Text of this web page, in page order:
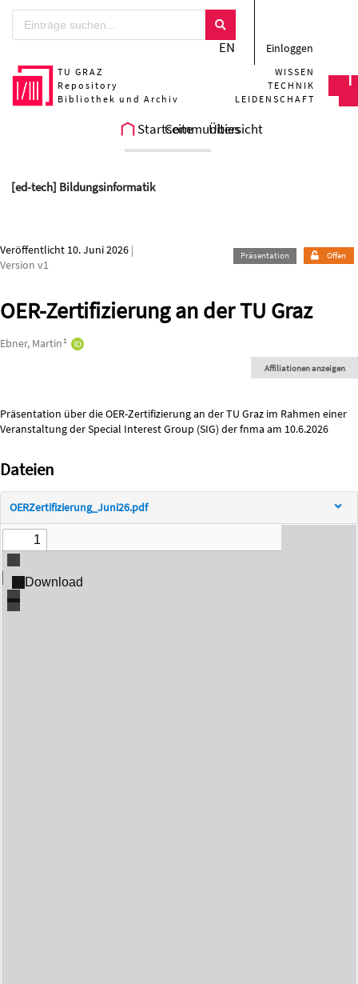
Zum Hauptteil springen
EN Einloggen
TU GRAZ
Repository
Bibliothek und Archiv
WISSEN
TECHNIK
LEIDENSCHAFT
StartseiteCommunities
Übersicht
[ed-tech] Bildungsinformatik
Veröffentlicht 10. Juni 2026 |
Version v1
Präsentation Offen
OER-Zertifizierung an der TU Graz
Autor*innen/Ersteller*innen
Ebner, Martin1
Affiliationen anzeigen
Beschreibung
Präsentation über die OER-Zertifizierung an der TU Graz im Rahmen einer
Veranstaltung der Special Interest Group (SIG) der fnma am 10.6.2026
Dateien
OERZertifizierung_Juni26.pdf